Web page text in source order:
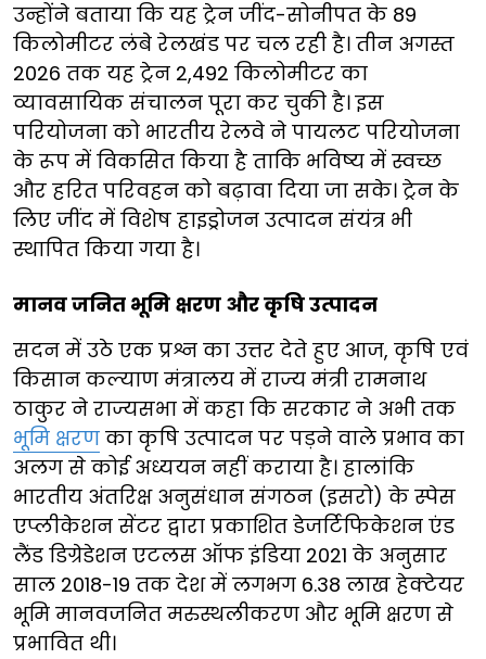
उन्होंने बताया कि यह ट्रेन जींद-सोनीपत के 89
किलोमीटर लंबे रेलखंड पर चल रही है। तीन अगस्त
2026 तक यह ट्रेन 2,492 किलोमीटर का
व्यावसायिक संचालन पूरा कर चुकी है। इस
परियोजना को भारतीय रेलवे ने पायलट परियोजना
के रूप में विकसित किया है ताकि भविष्य में स्वच्छ
और हरित परिवहन को बढ़ावा दिया जा सके। ट्रेन के
लिए जींद में विशेष हाइड्रोजन उत्पादन संयंत्र भी
स्थापित किया गया है।
मानव जनित भूमि क्षरण और कृषि उत्पादन
सदन में उठे एक प्रश्न का उत्तर देते हुए आज, कृषि एवं
किसान कल्याण मंत्रालय में राज्य मंत्री रामनाथ
ठाकुर ने राज्यसभा में कहा कि सरकार ने अभी तक
भूमि क्षरण का कृषि उत्पादन पर पड़ने वाले प्रभाव का
अलग से कोई अध्ययन नहीं कराया है। हालांकि
भारतीय अंतरिक्ष अनुसंधान संगठन (इसरो) के स्पेस
एप्लीकेशन सेंटर द्वारा प्रकाशित डेजर्टिफिकेशन एंड
लैंड डिग्रेडेशन एटलस ऑफ इंडिया 2021 के अनुसार
साल 2018-19 तक देश में लगभग 6.38 लाख हेक्टेयर
भूमि मानवजनित मरुस्थलीकरण और भूमि क्षरण से
प्रभावित थी।